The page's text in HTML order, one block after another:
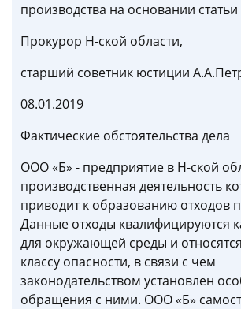
производства на основании статьи
Прокурор Н-ской области,
старший советник юстиции
08.01.2019
Фактические обстоятельства дела
ООО «Б» - предприятие в Н-ской
производственная деятельность
приводит к образованию отходов
Данные отходы квалифицируются
для окружающей среды и
классу опасности, в связи с чем
законодательством установлен
обращения с ними. ООО «Б»